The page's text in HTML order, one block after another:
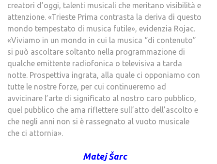
creatori d’oggi, talenti musicali che meritano visibilità e
attenzione. «Trieste Prima contrasta la deriva di questo
mondo tempestato di musica futile», evidenzia Rojac.
«Viviamo in un mondo in cui la musica “di contenuto”
si può ascoltare soltanto nella programmazione di
qualche emittente radiofonica o televisiva a tarda
notte. Prospettiva ingrata, alla quale ci opponiamo con
tutte le nostre forze, per cui continueremo ad
avvicinare l’arte di significato al nostro caro pubblico,
quel pubblico che ama riflettere sull’atto dell’ascolto e
che negli anni non si è rassegnato al vuoto musicale
che ci attornia».
Matej Šarc